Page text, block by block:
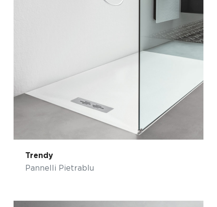
Trendy
Pannelli Pietrablu